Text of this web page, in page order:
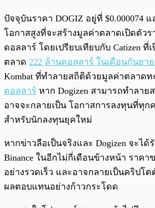
ปัจจุบันราคา DOGIZ อยู่ที่ $0.000074
โอกาสสูงที่จะสร้างมูลค่าตลาดเปิดตัวร
ดอลลาร์ โดยเปรียบเทียบกับ Catizen ที่
ตลาด 222 ล้านดอลลาร์ ในเดือนกันยา
Kombat ที่ทำลายสถิติด้วยมูลค่าตลาดท
ดอลลาร์ หาก Dogizen สามารถทำลาย
อาจจะกลายเป็น โอกาสการลงทุนที่ทุก
สำหรับนักลงทุนยุคใหม่
หากข่าวลือเป็นจริงและ Dogizen จะได้
Binance ในอีกไม่กี่เดือนข้างหน้า ราค
อย่างรวดเร็ว และอาจกลายเป็นคริปโ
ผลตอบแทนอย่างก้าวกระโดด